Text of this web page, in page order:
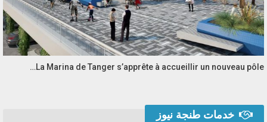
La Marina de Tanger s’apprête à accueillir un nouveau pôle…
خدمات طنجة نيوز